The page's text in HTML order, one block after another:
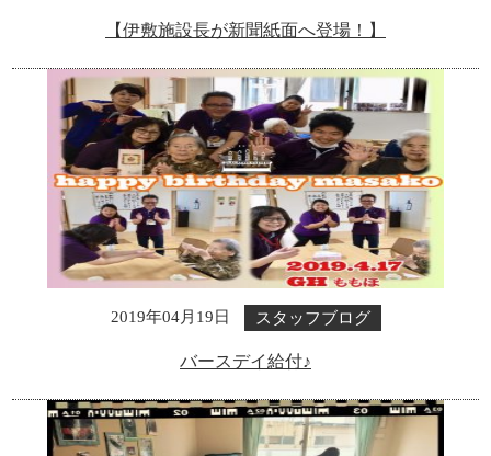
【伊敷施設長が新聞紙面へ登場！】
2019年04月19日 スタッフブログ
バースデイ給付♪